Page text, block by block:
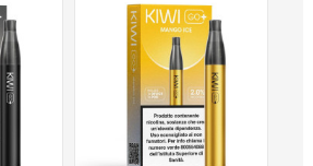
NON DISPONIBILE